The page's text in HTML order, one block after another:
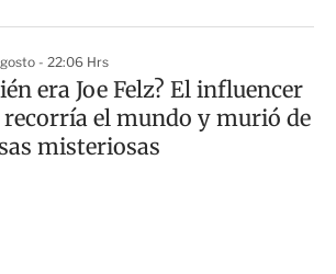
- 22:06 Hrs
era Joe Felz? El influencer
recorría el mundo y murió de
misteriosas